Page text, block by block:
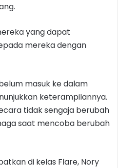
yang dapat
mereka dengan
masuk ke dalam
keterampilannya.
tidak sengaja berubah
saat mencoba berubah
di kelas Flare, Nory